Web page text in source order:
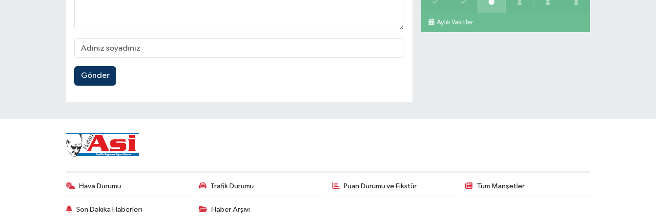
Gönder
0 (212) 813 66 13
AŞAĞISI YAKAMOZ BÜFE KARŞISI
0 (212) 679 28 65 Yol Tarifi Al
Aylık Vakitler
Hava Durumu Trafik Durumu Puan Durumu ve Fikstür Tüm Manşetler
Son Dakika Haberleri Haber Arşivi